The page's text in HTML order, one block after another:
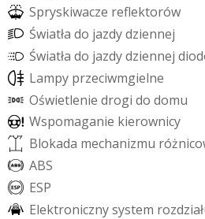
Spryskiwacze refektorów
Światła do jazdydziennej
Światła do jazdydziennej diod
Lampy przeciwmgielne
Oświetlenie drogi do domu
Wspomaganie kierownicy
Blokada mechanizmu różnico
ABS
ESP
Elektronicznysystem rozdział